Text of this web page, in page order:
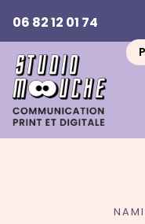
au06 82 12 01 74